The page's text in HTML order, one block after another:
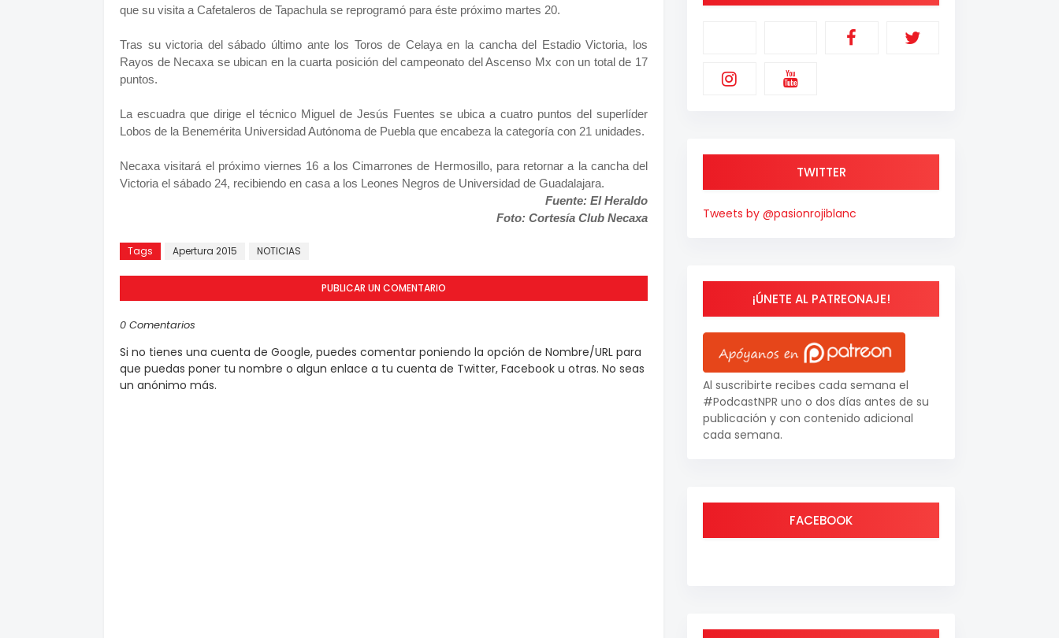
que su visita a Cafetaleros de Tapachula se reprogramó para éste próximo martes 20.
Tras su victoria del sábado último ante los Toros de Celaya en la cancha del Estadio Victoria, los
Rayos de Necaxa se ubican en la cuarta posición del campeonato del Ascenso Mx con un total de 17
puntos.
La escuadra que dirige el técnico Miguel de Jesús Fuentes se ubica a cuatro puntos del superlíder
Lobos de la Benemérita Universidad Autónoma de Puebla que encabeza la categoría con 21 unidades.
Necaxa visitará el próximo viernes 16 a los Cimarrones de Hermosillo, para retornar a la cancha del
Victoria el sábado 24, recibiendo en casa a los Leones Negros de Universidad de Guadalajara.
Fuente: El Heraldo
Foto: Cortesía Club Necaxa
Tags Apertura 2015 NOTICIAS
PUBLICAR UN COMENTARIO
0 Comentarios
Si no tienes una cuenta de Google, puedes comentar poniendo la opción de Nombre/URL para
que puedas poner tu nombre o algun enlace a tu cuenta de Twitter, Facebook u otras. No seas
un anónimo más.
TWITTER
Tweets by @pasionrojiblanc
¡ÚNETE AL PATREONAJE!
Al suscribirte recibes cada semana el
#PodcastNPR uno o dos días antes de su
publicación y con contenido adicional
cada semana.
FACEBOOK